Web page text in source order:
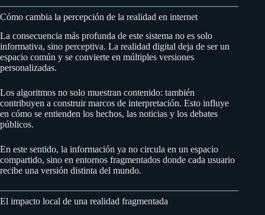
Cómo cambia la percepción de la realidad en internet
La consecuencia más profunda de este sistema no es solo
informativa, sino perceptiva. La realidad digital deja de ser un
espacio común y se convierte en múltiples versiones
personalizadas.
Los algoritmos no solo muestran contenido: también
contribuyen a construir marcos de interpretación. Esto influye
en cómo se entienden los hechos, las noticias y los debates
públicos.
En este sentido, la información ya no circula en un espacio
compartido, sino en entornos fragmentados donde cada usuario
recibe una versión distinta del mundo.
El impacto local de una realidad fragmentada